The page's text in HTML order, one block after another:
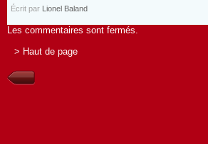
Écrit par Lionel Baland
Les commentaires sont fermés.
> Haut de page